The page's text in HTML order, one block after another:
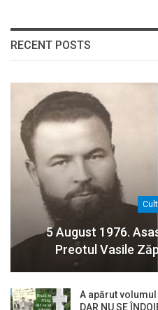
RECENT POSTS
5 August 1976.
Preotul Vasile
A apărut volumul
DAR NU SE